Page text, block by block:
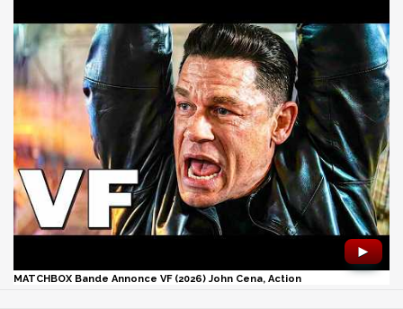
►
MATCHBOX Bande Annonce VF (2026) John Cena, Action